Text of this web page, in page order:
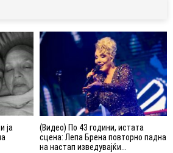
ја
(Видео) По 43 години, истата
сцена: Лепа Брена повторно падна
на настап изведувајќи...